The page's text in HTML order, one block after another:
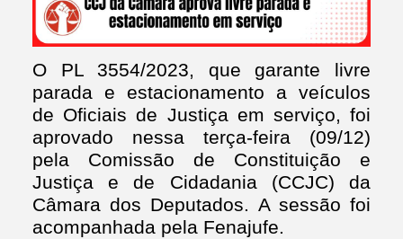
O PL 3554/2023, que garante livre
parada e estacionamento a veículos
de Oficiais de Justiça em serviço, foi
aprovado nessa terça-feira (09/12)
pela Comissão de Constituição e
Justiça e de Cidadania (CCJC) da
Câmara dos Deputados. A sessão foi
acompanhada pela Fenajufe.